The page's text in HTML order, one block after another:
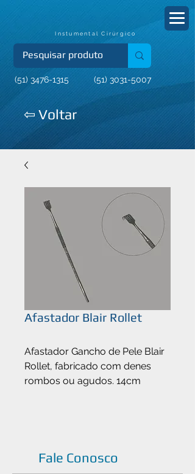
(51) 3031-5007
(51) 3476-1315
Instumental Cirúrgico
⇦ Voltar
Afastador Blair Rollet
Afastador Gancho de Pele Blair
Rollet, fabricado com denes
rombos ou agudos. 14cm
Fale Conosco